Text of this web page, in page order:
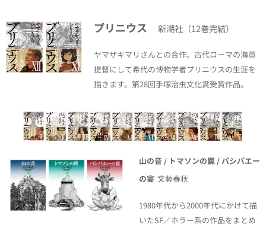
プリニウス 新潮社（12巻完結）
ヤマザキマリさんとの合作。古代ローマの海軍
提督にして希代の博物学者プリニウスの生涯を
描きます。第28回手塚治虫文化賞受賞作品。
山の音 / トマソンの罠 / パシパエー
の宴 文藝春秋
1980年代から2000年代にかけて描
いたSF／ホラー系の作品をまとめ